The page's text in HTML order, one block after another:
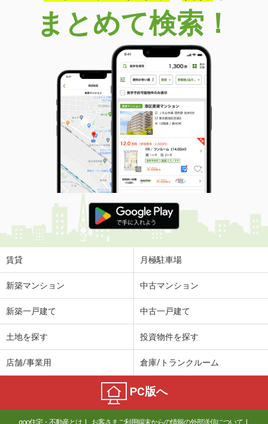
まとめて検索！
賃貸 月極駐車場
新築マンション 中古マンション
新築一戸建て 中古一戸建て
土地を探す 投資物件を探す
店舗/事業用 倉庫/トランクルーム
PC版へ
goo住宅・不動産とは お客さまご利用端末からの情報の外部送信について